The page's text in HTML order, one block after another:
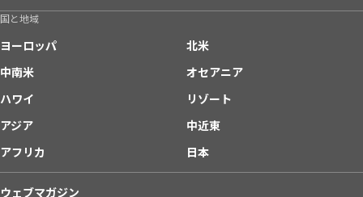
国と地域
ヨーロッパ
北米
中南米
オセアニア
ハワイ
リゾート
アジア
中近東
アフリカ
日本
ウェブマガジン